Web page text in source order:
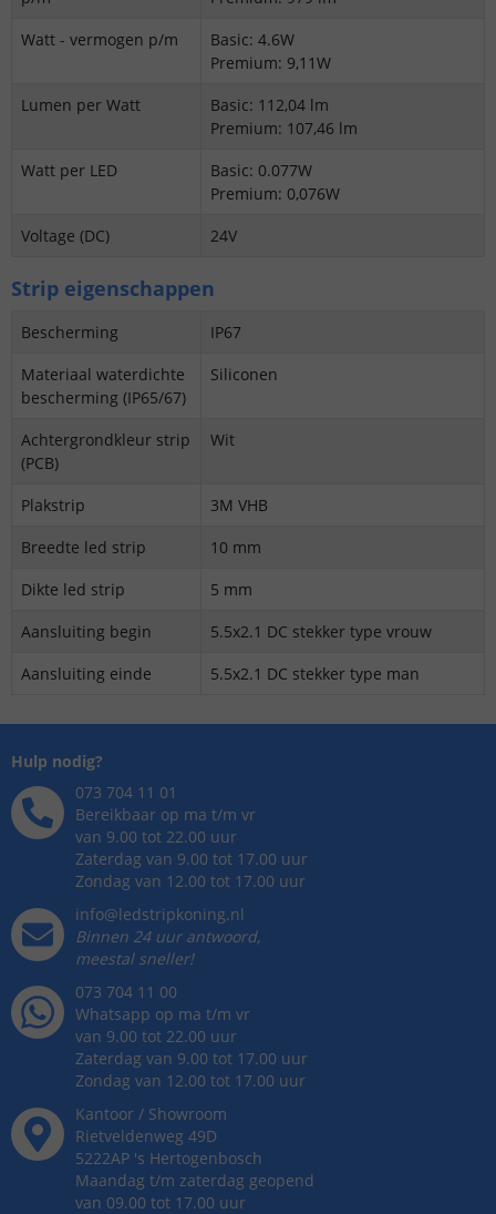
Watt - vermogen p/m
Basic: 4.6W
Premium: 9,11W
Lumen per Watt
Basic: 112,04 lm
Premium: 107,46 lm
Watt per LED
Basic: 0.077W
Premium: 0,076W
Voltage (DC)
24V
Strip eigenschappen
Bescherming
IP67
Materiaal waterdichte
bescherming (IP65/67)
Siliconen
Achtergrondkleur strip
(PCB)
Wit
Plakstrip
3M VHB
Breedte led strip
10 mm
Dikte led strip
5 mm
Aansluiting begin
5.5x2.1 DC stekker type vrouw
Aansluiting einde
5.5x2.1 DC stekker type man
Hulp nodig?
073 704 11 01
Bereikbaar op ma t/m vr
van 9.00 tot 22.00 uur
Zaterdag van 9.00 tot 17.00 uur
Zondag van 12.00 tot 17.00 uur
info@ledstripkoning.nl
Binnen 24 uur antwoord,
meestal sneller!
073 704 11 00
Whatsapp op ma t/m vr
van 9.00 tot 22.00 uur
Zaterdag van 9.00 tot 17.00 uur
Zondag van 12.00 tot 17.00 uur
Kantoor / Showroom
Rietveldenweg 49D
5222AP 's Hertogenbosch
Maandag t/m zaterdag geopend
van 09.00 tot 17.00 uur